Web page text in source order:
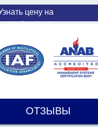
знать цену на
ОТЗЫВЫ